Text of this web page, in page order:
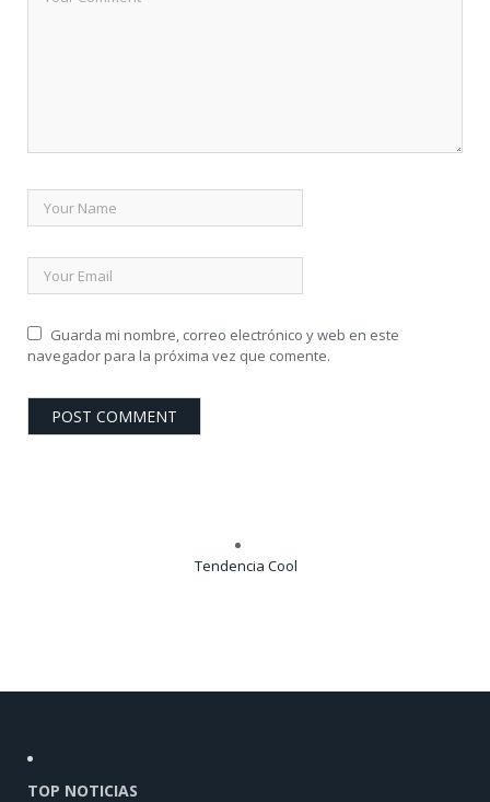
Guarda mi nombre, correo electrónico y web en este
navegador para la próxima vez que comente.
Tendencia Cool
TOP NOTICIAS